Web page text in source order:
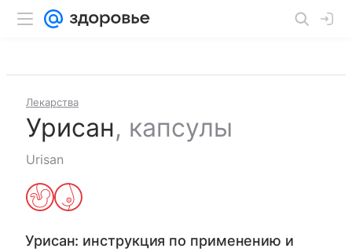
Лекарства
Урисан, капсулы
Urisan
Урисан: инструкция по применению и